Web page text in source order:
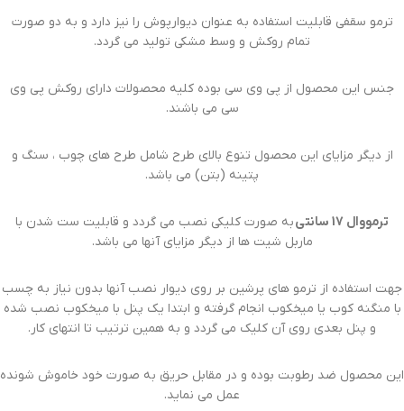
ترمو سقفی قابلیت استفاده به عنوان دیوارپوش را نیز دارد و به دو صورت
تمام روکش و وسط مشکی تولید می گردد.
جنس این محصول از پی وی سی بوده کلیه محصولات دارای روکش پی وی
سی می باشند.
از دیگر مزایای این محصول تنوع بالای طرح شامل طرح های چوب ، سنگ و
پتینه (بتن) می باشد.
ترمووال 17 سانتی
به صورت کلیکی نصب می گردد و قابلیت ست شدن با
ماربل شیت ها از دیگر مزایای آنها می باشد.
جهت استفاده از ترمو های پرشین بر روی دیوار نصب آنها بدون نیاز به چسب
با منگنه کوب یا میخکوب انجام گرفته و ابتدا یک پنل با میخکوب نصب شده
و پنل بعدی روی آن کلیک می گردد و به همین ترتیب تا انتهای کار.
این محصول ضد رطوبت بوده و در مقابل حریق به صورت خود خاموش شونده
عمل می نماید.